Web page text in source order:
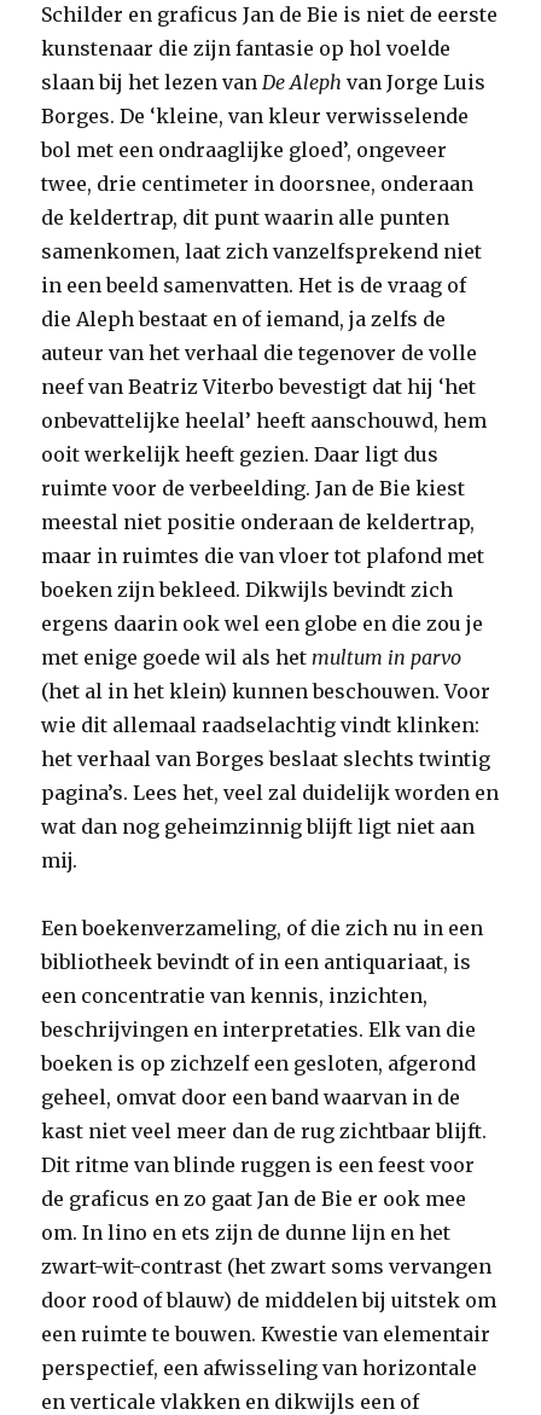
Schilder en graficus Jan de Bie is niet de eerste
kunstenaar die zijn fantasie op hol voelde
slaan bij het lezen van De Aleph van Jorge Luis
Borges. De ‘kleine, van kleur verwisselende
bol met een ondraaglijke gloed’, ongeveer
twee, drie centimeter in doorsnee, onderaan
de keldertrap, dit punt waarin alle punten
samenkomen, laat zich vanzelfsprekend niet
in een beeld samenvatten. Het is de vraag of
die Aleph bestaat en of iemand, ja zelfs de
auteur van het verhaal die tegenover de volle
neef van Beatriz Viterbo bevestigt dat hij ‘het
onbevattelijke heelal’ heeft aanschouwd, hem
ooit werkelijk heeft gezien. Daar ligt dus
ruimte voor de verbeelding. Jan de Bie kiest
meestal niet positie onderaan de keldertrap,
maar in ruimtes die van vloer tot plafond met
boeken zijn bekleed. Dikwijls bevindt zich
ergens daarin ook wel een globe en die zou je
met enige goede wil als het multum in parvo
(het al in het klein) kunnen beschouwen. Voor
wie dit allemaal raadselachtig vindt klinken:
het verhaal van Borges beslaat slechts twintig
pagina’s. Lees het, veel zal duidelijk worden en
wat dan nog geheimzinnig blijft ligt niet aan
mij.
Een boekenverzameling, of die zich nu in een
bibliotheek bevindt of in een antiquariaat, is
een concentratie van kennis, inzichten,
beschrijvingen en interpretaties. Elk van die
boeken is op zichzelf een gesloten, afgerond
geheel, omvat door een band waarvan in de
kast niet veel meer dan de rug zichtbaar blijft.
Dit ritme van blinde ruggen is een feest voor
de graficus en zo gaat Jan de Bie er ook mee
om. In lino en ets zijn de dunne lijn en het
zwart-wit-contrast (het zwart soms vervangen
door rood of blauw) de middelen bij uitstek om
een ruimte te bouwen. Kwestie van elementair
perspectief, een afwisseling van horizontale
en verticale vlakken en dikwijls een of